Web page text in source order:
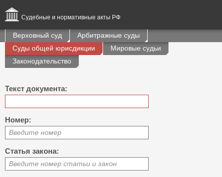
Судебные и нормативные акты РФ
Верховный суд
Арбитражные суды
Суды общей юрисдикции
Мировые судьи
Законодательство
Текст документа:
Номер:
Введите номер
Статья закона:
Введите номер статьи и закон